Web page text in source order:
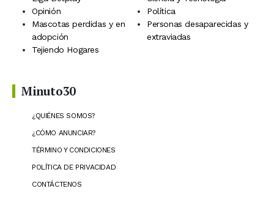
Opinión
Política
Mascotas perdidas y en
adopción
Personas desaparecidas y
extraviadas
Tejiendo Hogares
Minuto30
¿QUIÉNES SOMOS?
¿CÓMO ANUNCIAR?
TÉRMINO Y CONDICIONES
POLÍTICA DE PRIVACIDAD
CONTÁCTENOS